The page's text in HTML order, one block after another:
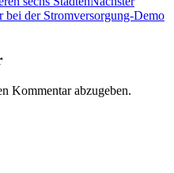
der Strom­ver­sor­gung-Demo
Kommentar abzugeben.